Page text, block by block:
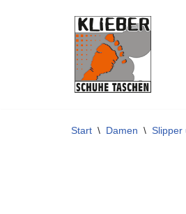
Start \ Damen \ Slipper